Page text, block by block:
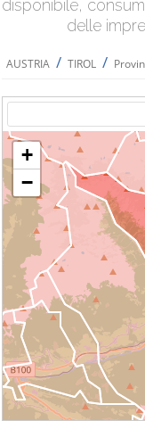
disponibile,
delle
AUSTRIA / TIROL /